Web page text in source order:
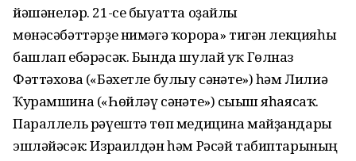
йәшәнеләр. 21-се быуатта оҙайлы
мөнәсәбәттәрҙе нимәгә ҡорорға» тигән лекцияһы
башлап ебәрәсәк. Бында шулай уҡ Гөлназ
Фәттәхова («Бәхетле булыу сәнғәте») һәм Лилиә
Ҡурамшина («Һөйләү сәнғәте») сығыш яһаясаҡ.
Параллель рәүештә төп медицина майҙандары
эшләйәсәк: Израилдән һәм Рәсәй табиптарының